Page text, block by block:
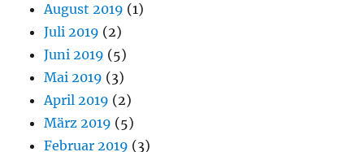
August 2019 (1)
Juli 2019 (2)
Juni 2019 (5)
Mai 2019 (3)
April 2019 (2)
März 2019 (5)
Februar 2019 (3)